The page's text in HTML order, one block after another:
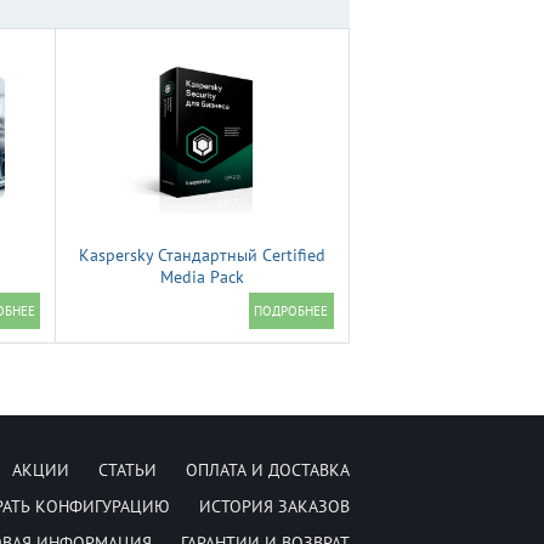
Kaspersky Стандартный Certified
Media Pack
АКЦИИ СТАТЬИ
ОПЛАТА И ДОСТАВКА
КОНФИГУРАЦИЮ
ИСТОРИЯ ЗАКАЗОВ